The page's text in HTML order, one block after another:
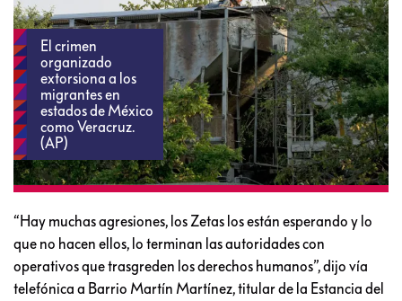
El crimen
organizado
extorsiona a los
migrantes en
estados de México
como Veracruz.
(AP)
“Hay muchas agresiones, los Zetas los están esperando y lo
que no hacen ellos, lo terminan las autoridades con
operativos que trasgreden los derechos humanos”, dijo vía
telefónica a Barrio Martín Martínez, titular de la Estancia del